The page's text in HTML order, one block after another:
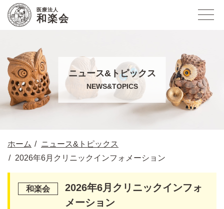
医療法人
和楽会
ニュース&トピックス
NEWS&TOPICS
ホーム
ニュース&トピックス
2026年6月クリニックインフォメーション
2026年6月クリニックインフォ
メーション